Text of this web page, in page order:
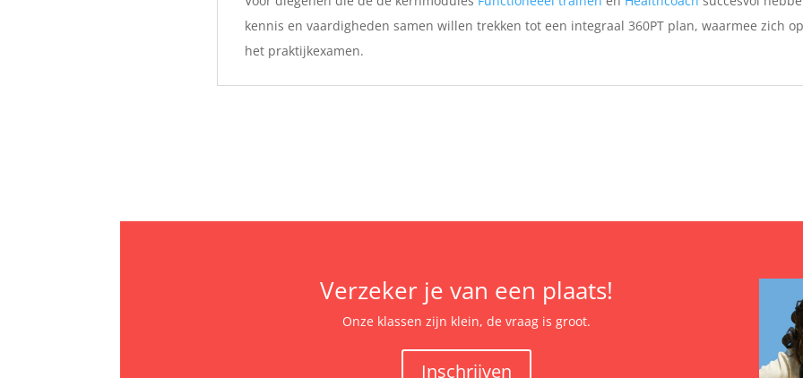
kennis en vaardigheden samen willen trekken tot een integraal 360PT plan, waarmee zich
het praktijkexamen.
Verzeker je van een plaats!
Onze klassen zijn klein, de vraag is groot.
Inschrijven